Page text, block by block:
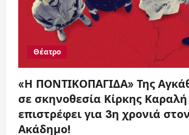
Θέατρο
«Η ΠΟΝΤΙΚΟΠΑΓΙΔΑ» Της
σε σκηνοθεσία Κίρκης
επιστρέφει για 3η χρονιά
Ακάδημο!